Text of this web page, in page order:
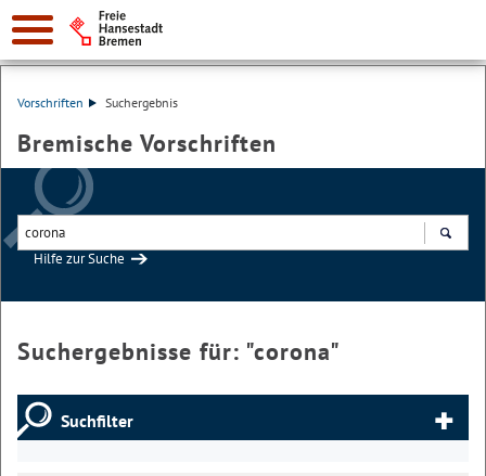
Vorschriften Suchergebnis
Bremische Vorschriften
Hilfe zur Suche
Suchergebnisse für: "corona"
Suchfilter